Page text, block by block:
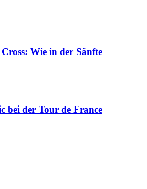
Wie in der Sänfte
bei der Tour de France